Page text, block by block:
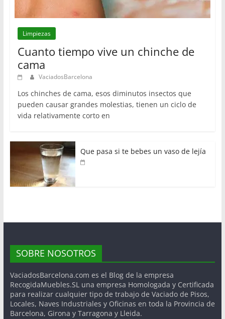
Limpiezas
Cuanto tiempo vive un chinche de
cama
VaciadosBarcelona
Los chinches de cama, esos diminutos insectos que
pueden causar grandes molestias, tienen un ciclo de
vida relativamente corto en
Que pasa si te bebes un vaso de lejía
SOBRE NOSOTROS
VaciadosBarcelona.com es el Blog de la empresa
RecogidaMuebles.SL una empresa Homologada y Certificada
para realizar cualquier tipo de trabajo de Vaciado de Pisos,
Locales, Naves Industriales y Oficinas en toda la Provincia de
Barcelona, Girona y Tarragona y Lleida.